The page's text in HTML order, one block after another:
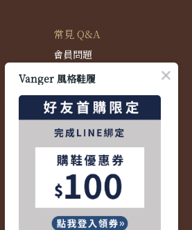
常見 Q&A
會員問題
配送問題
退換貨問題
商品問題
Vanger 風格鞋履